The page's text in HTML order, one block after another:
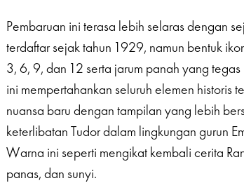
Pembaruan ini terasa lebih selaras dengan
terdaftar sejak tahun 1929, namun bentuk
3, 6, 9, dan 12 serta jarum panah yang
ini mempertahankan seluruh elemen historis
nuansa baru dengan tampilan yang lebih
keterlibatan Tudor dalam lingkungan gurun
Warna ini seperti mengikat kembali cerita
panas, dan sunyi.